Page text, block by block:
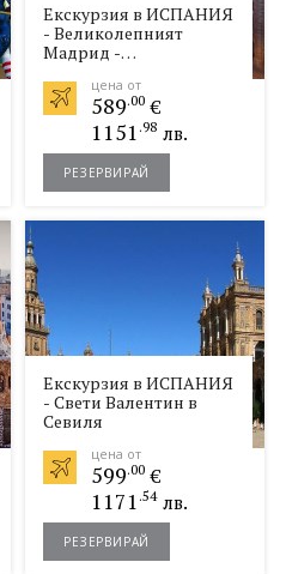
Екскурзия в ИСПАНИЯ
- Великолепният
Мадрид -
очарователен!
цена от
589.00 €
1151 .98 лв.
РЕЗЕРВИРАЙ
Екскурзия в ИСПАНИЯ
- Свети Валентин в
Севиля
цена от
599.00 €
1171 .54 лв.
РЕЗЕРВИРАЙ